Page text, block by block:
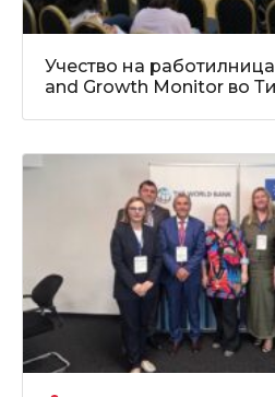
Учество на
and Growth Monitor во